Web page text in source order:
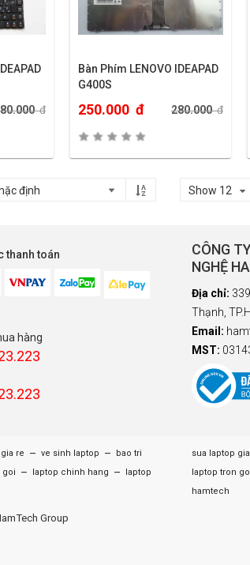
đ
Bàn Phím LENOVO IDEAPAD
G400S
250.000 đ 280.000đ
Show 12
thanh toán
hàng
CÔNG
NGHỆ
Địa chỉ:
Thạnh,
Email:
MST:
re – ve sinh laptop –
bao tri
goi
– laptop chinh hang –
laptop
sua laptop
laptop tron
hamtech
Group